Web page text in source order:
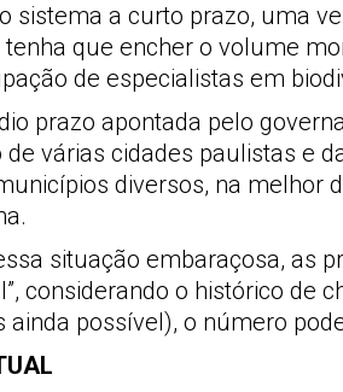
sistema a curto prazo, uma
que encher o volume
de especialistas em
prazo apontada pelo
várias cidades paulistas e
diversos, na melhor
situação embaraçosa, as
considerando o histórico de
ainda possível), o número